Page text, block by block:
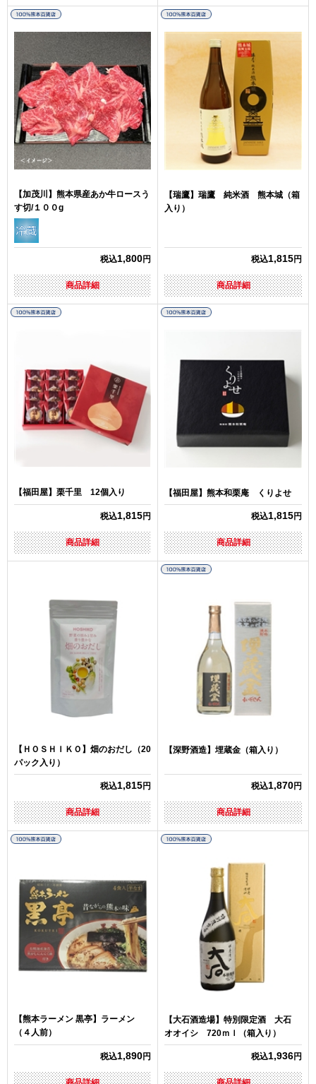
【加茂川】熊本県産あか牛ロースう
す切/１００g
税込1,800円
商品詳細
【瑞鷹】瑞鷹 純米酒 熊本城（箱
入り）
税込1,815円
商品詳細
【福田屋】栗千里 12個入り
税込1,815円
商品詳細
【福田屋】熊本和栗庵 くりよせ
税込1,815円
商品詳細
【ＨＯＳＨＩＫＯ】畑のおだし（20
パック入り）
税込1,815円
商品詳細
【深野酒造】埋蔵金（箱入り）
税込1,870円
商品詳細
【熊本ラーメン 黒亭】ラーメン
（４人前）
税込1,890円
【大石酒造場】特別限定酒 大石
オオイシ 720ｍｌ（箱入り）
税込1,936円